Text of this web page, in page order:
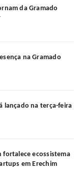
da Gramado
na Gramado
lançado na terça-feira
fortalece ecossistema
em Erechim